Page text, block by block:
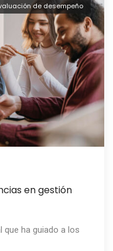
de desempeño
en gestión
que ha guiado a los